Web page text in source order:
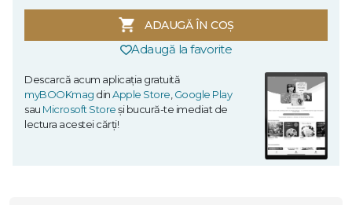
ADAUGĂ ÎN COȘ
Adaugă la favorite
Descarcă acum aplicația gratuită
myBOOKmag dinApple Store,Google Play
sau Microsoft Storeși bucură-te imediat de
lectura acestei cărți!